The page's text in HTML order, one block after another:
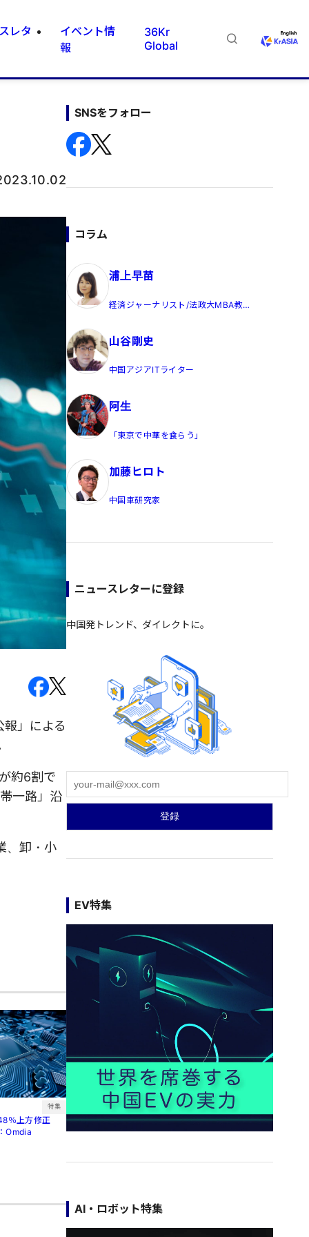
レタ
イベント情
報
36Kr
Global
」による
約6割で
一路」沿
、卸・小
特集
％上方修正
Omdia
SNSをフォロー
コラム
浦上早苗
経済ジャーナリスト/法政大MBA教
山谷剛史
中国アジアITライター
阿生
「東京で中華を食らう」
加藤ヒロト
中国車研究家
ニュースレターに登録
中国発トレンド、ダイレクトに。
EV特集
AI・ロボット特集